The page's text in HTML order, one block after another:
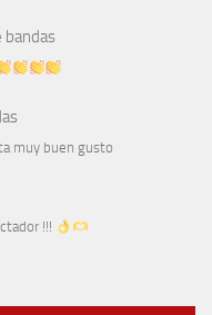
bandas
muy buen gusto
!!!